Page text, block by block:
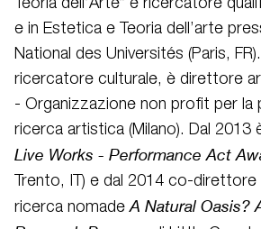
Teoria dell’Arte” e ricercatore
e in Estetica e Teoria dell’arte
National des Universités (Paris,
ricercatore culturale, è direttore
- Organizzazione non profit per la
ricerca artistica (Milano). Dal 2013
Live Works - Performance Act
Trento, IT) e dal 2014 co-
ricerca nomadeA Natural Oasis?